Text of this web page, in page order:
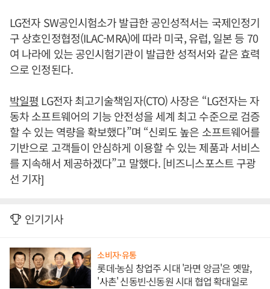
LG전자 SW공인시험소가 발급한 공인성적서는 국제인정기
구 상호인정협정(ILAC-MRA)에 따라 미국, 유럽, 일본 등 70
여 나라에 있는 공인시험기관이 발급한 성적서와 같은 효력
으로 인정된다.
박일평 LG전자 최고기술책임자(CTO) 사장은 “LG전자는 자
동차 소프트웨어의 기능 안전성을 세계 최고 수준으로 검증
할 수 있는 역량을 확보했다”며 “신뢰도 높은 소프트웨어를
기반으로 고객들이 안심하게 이용할 수 있는 제품과 서비스
를 지속해서 제공하겠다”고 말했다. [비즈니스포스트 구광
선 기자]
인기기사
소비자·유통
롯데·농심 창업주 시대 '라면 앙금'은 옛말,
'사촌' 신동빈·신동원 시대 협업 확대일로